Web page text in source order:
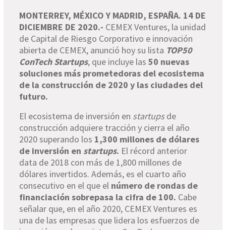
MONTERREY, MÉXICO Y MADRID, ESPAÑA. 14 DE
DICIEMBRE DE 2020.- CEMEX Ventures, la unidad
de Capital de Riesgo Corporativo e innovación
abierta de CEMEX, anunció hoy su lista TOP50
ConTech Startups, que incluye las50 nuevas
soluciones más prometedoras del ecosistema
de la construcción de 2020 y las ciudades del
futuro.
El ecosistema de inversión en startupsde
construcción adquiere tracción y cierra el año
2020 superando los 1,300 millones de dólares
de inversión en startups. El récord anterior
data de 2018 con más de 1,800 millones de
dólares invertidos. Además, es el cuarto año
consecutivo en el que el número de rondas de
financiación sobrepasa la cifra de 100. Cabe
señalar que, en el año 2020, CEMEX Ventures es
una de las empresas que lidera los esfuerzos de